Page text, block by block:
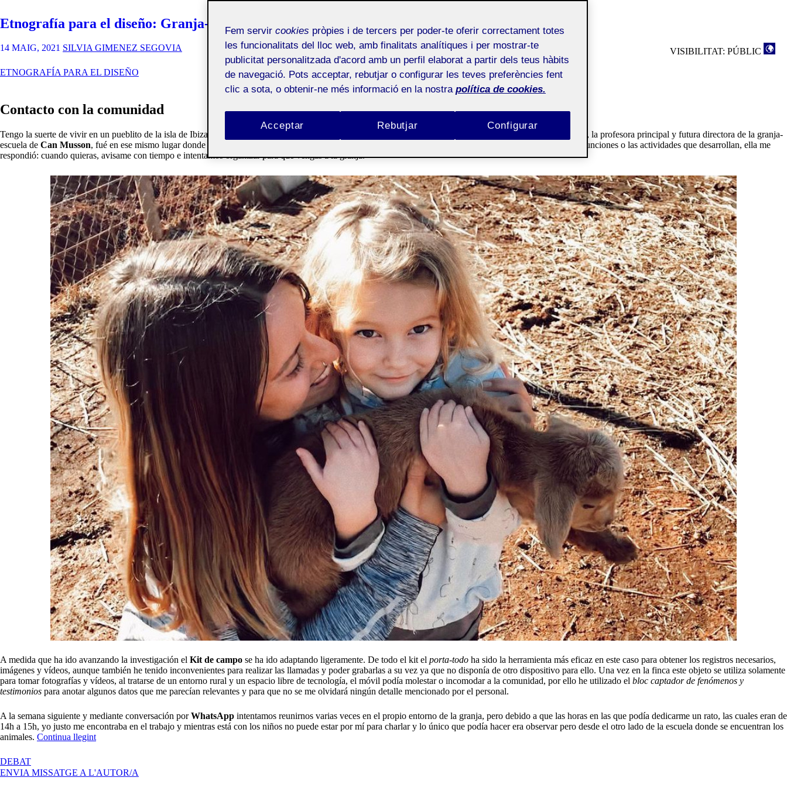
Etnografía para el diseño: Granja-escuela Can Musson
14 MAIG, 2021 SILVIA GIMENEZ SEGOVIA VISIBILITAT: PÚBLIC
ETNOGRAFÍA PARA EL DISEÑO
Contacto con la comunidad
Tengo la suerte de vivir en un pueblito de la isla de Ibiza, por lo que nos conocemos entre la mayoría. En el gimnasio al que asisto a diario también va
, la profesora principal y futura directora de la granja-
escuela de Can Musson, fué en ese mismo lugar donde le pregunté si podría hablar con ella y visitar la granja para saber más sobre la misma, la escuela y sus funciones o las actividades que desarrollan, ella me
respondió: cuando quieras, avisame con tiempo e intentamos organizar para que vengas a la granja.
A medida que ha ido avanzando la investigación el Kit de campo se ha ido adaptando ligeramente. De todo el kit el porta-todo ha sido la herramienta más eficaz en este caso para obtener los registros necesarios,
imágenes y vídeos, aunque también he tenido inconvenientes para realizar las llamadas y poder grabarlas a su vez ya que no disponía de otro dispositivo para ello. Una vez en la finca este objeto se utiliza solamente
para tomar fotografías y vídeos, al tratarse de un entorno rural y un espacio libre de tecnología, el móvil podía molestar o incomodar a la comunidad, por ello he utilizado el bloc captador de fenómenos y
testimonios para anotar algunos datos que me parecían relevantes y para que no se me olvidará ningún detalle mencionado por el personal.
A la semana siguiente y mediante conversación porWhatsApp intentamos reunirnos varias veces en el propio entorno de la granja, pero debido a que las horas en las que podía dedicarme un rato, las cuales eran de
14h a 15h, yo justo me encontraba en el trabajo y mientras está con los niños no puede estar por mí para charlar y lo único que podía hacer era observar pero desde el otro lado de la escuela donde se encuentran los
animales. Continua llegint«Etnografía
diseño:
Granja-
DEBATA
ETNOGRAFÍA
ENVIA MISSATGE A L'AUTOR/A
Fem servir cookies pròpies i de tercers per poder-te oferir correctament totes
les funcionalitats del lloc web, amb finalitats analítiques i per mostrar-te
publicitat personalitzada d'acord amb un perfil elaborat a partir dels teus hàbits
de navegació. Pots acceptar, rebutjar o configurar les teves preferències fent
clic a sota, o obtenir-ne més informació en la nostra política de cookies.
Rebutjar
Acceptar Configurar